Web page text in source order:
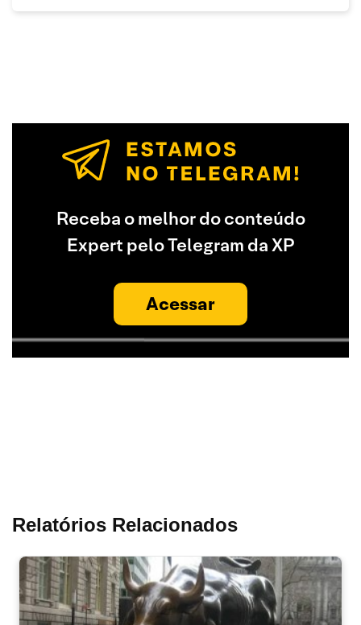
Receba o melhor do conteúdo
Expert pelo Telegram da XP
Acessar
Relatórios Relacionados